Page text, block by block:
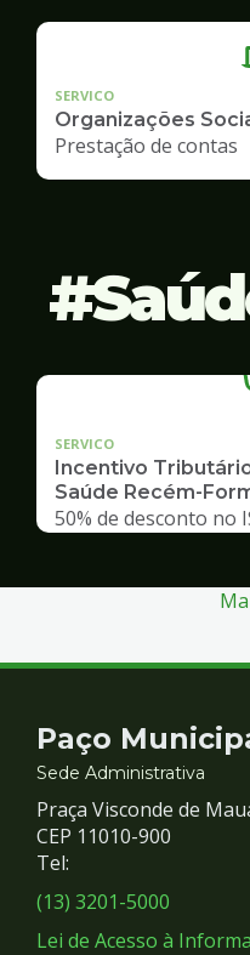
SERVICO
Organizações
Prestação de contas
SERVICO
Incentivo
Saúde Recém-
50% de desconto no
Contato
e
Redes
Sociais
Paço
Sede Administrativa
Praça Visconde de
CEP 11010-900
Tel:
(13) 3201-5000
Lei de Acesso à